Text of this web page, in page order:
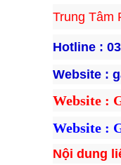
Trung Tâm
Hotline :
Website :
Website :
Website :
Nội dung